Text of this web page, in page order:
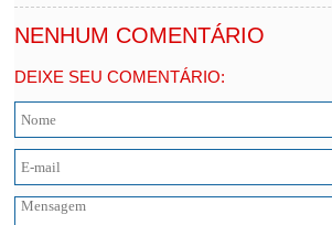
NENHUM COMENTÁRIO
DEIXE SEU COMENTÁRIO: